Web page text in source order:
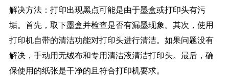
解决方法：打印出现黑点可能是由于墨盒或打印头有污
垢。首先，取下墨盒并检查是否有漏墨现象。其次，使用
打印机自带的清洁功能对打印头进行清洁。如果问题没有
解决，手动用无绒布和专用清洁液清洁打印头。最后，确
保使用的纸张是干净的且符合打印机要求。